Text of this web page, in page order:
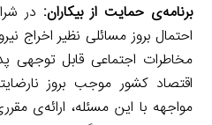
برنامه‌ی حمایت از بیکاران: در
احتمال بروز مسائلی نظیر اخراج
مخاطرات اجتماعی قابل توجهی
اقتصاد کشور موجب بروز
مواجهه با این مسئله، ارائه‌ی